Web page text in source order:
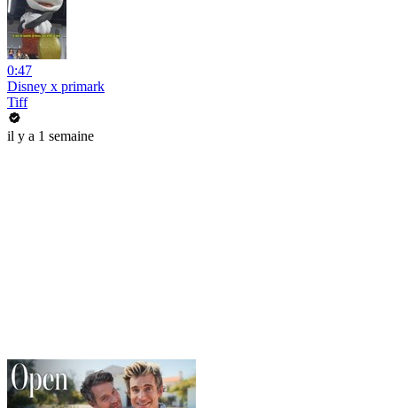
0:47
Disney x primark
Tiff
il y a 1 semaine